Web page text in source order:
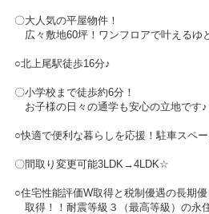
〇大人気の平屋物件！
広々敷地60坪！ワンフロアで叶えるゆ
○北上尾駅徒歩16分♪
〇小学校まで徒歩約6分！
お子様の日々の通学も安心の立地です♪
○快適で便利な暮らしを応援！駐車スペー
〇間取り変更可能3LDK→4LDK☆
○住宅性能評価W取得と税制優遇の長期
取得！！耐震等級３（最高等級）の永